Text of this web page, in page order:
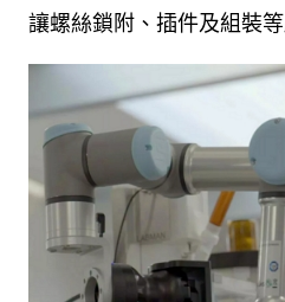
讓螺絲鎖附、插件及組裝